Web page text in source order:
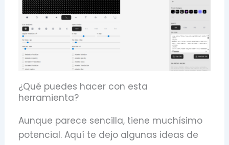
¿Qué puedes hacer con esta
herramienta?
Aunque parece sencilla, tiene muchísimo
potencial. Aquí te dejo algunas ideas de